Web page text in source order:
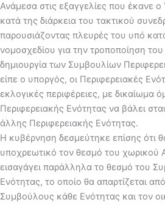
Ανάμεσα στις εξαγγελίες που έκανε
κατά της διάρκεια του τακτικού
παρουσιάζοντας πλευρές του υπό
νομοσχεδίου για την τροποποίηση
δημιουργία των Συμβουλίων
είπε ο υποργός, οι Περιφερειακές
εκλογικές περιφέρειες, με δικαίωμα
Περιφερειακής Ενότητας να βάλει
άλλης Περιφερειακής Ενότητας.
Η κυβέρνηση δεσμεύτηκε επίσης ότι
υποχρεωτικό τον θεσμό του χωρικού
εισαγάγει παράλληλα το θεσμό του
Ενότητας, το οποίο θα απαρτίζεται
Συμβούλους κάθε Ενότητας και τον